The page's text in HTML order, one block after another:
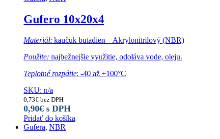
Gufero 10x20x4
Materiál: kaučuk butadien – Akrylonitrilový (NBR)
Použite: najbežnejšie využitie, odoláva vode, oleju.
Teplotné rozpätie: -40 až +100°C
SKU: n/a
0,73€ bez DPH
0,90€ s DPH
Pridať do košíka
Gufera, NBR